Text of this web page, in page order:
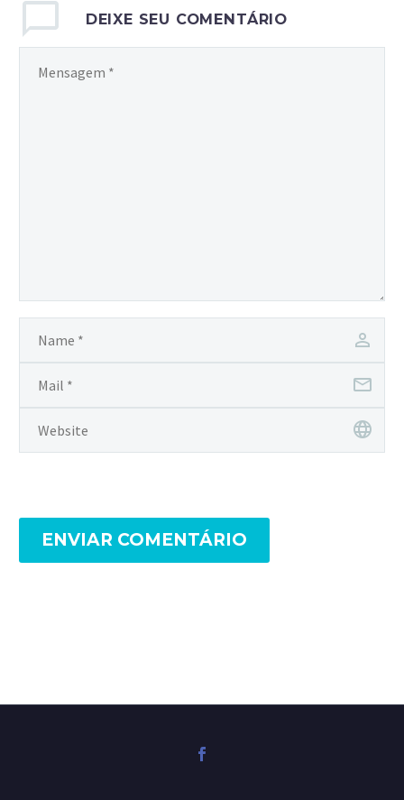
aposentadoria…
DEIXE SEU COMENTÁRIO
ENVIAR COMENTÁRIO